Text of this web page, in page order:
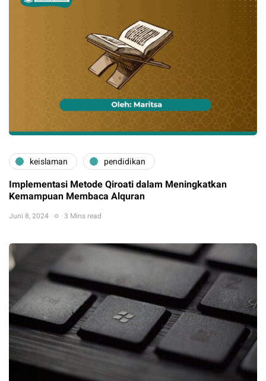
keislaman pendidikan
Implementasi Metode Qiroati dalam Meningkatkan
Kemampuan Membaca Alquran
Juni 8, 2024 3 Mins read